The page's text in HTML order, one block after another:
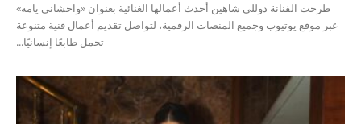
طرحت الفنانة دوللي شاهين أحدث أعمالها الغنائية بعنوان «واحشاني يامه»
عبر موقع يوتيوب وجميع المنصات الرقمية، لتواصل تقديم أعمال فنية متنوعة
تحمل طابعًا إنسانيًا...